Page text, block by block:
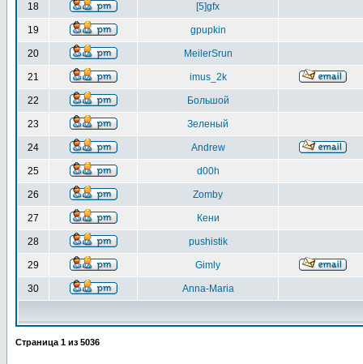
18 [5]gfx
19 gpupkin
20 MeilerSrun
21 imus_2k
22 Большой
23 Зеленый
24 Andrew
25 d00h
26 Zomby
27 Кени
28 pushistik
29 Gimly
30 Anna-Maria
Страница 1 из 5036